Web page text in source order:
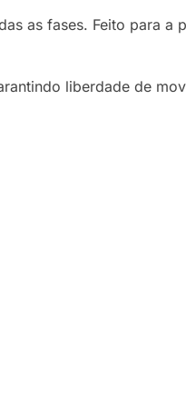
as fases. Feito para a
liberdade de